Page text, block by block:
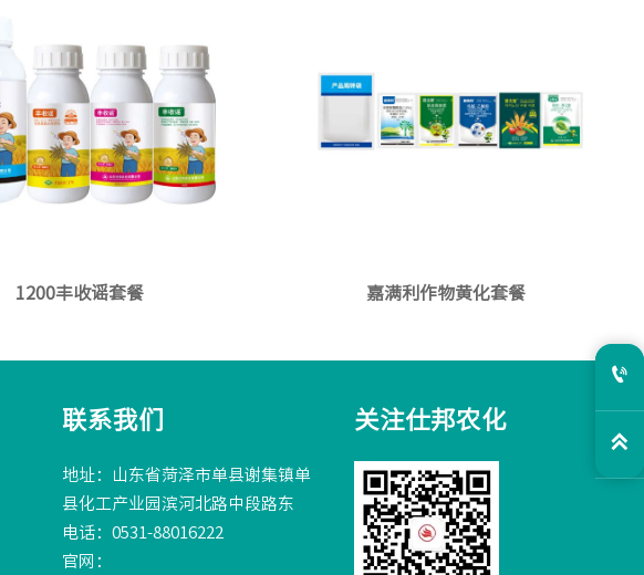
1200丰收谣套餐 嘉满利作物黄化套餐
联系我们
地址：山东省菏泽市单县谢集镇单
县化工产业园滨河北路中段路东
电话：0531-88016222
官网：
关注仕邦农化

